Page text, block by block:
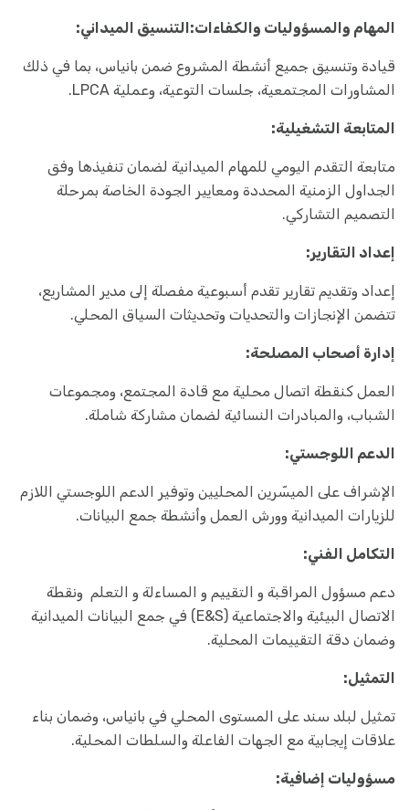
المهام والمسؤوليات والكفاءات:التنسيق الميداني:
قيادة وتنسيق جميع أنشطة المشروع ضمن بانياس، بما في ذلك
المشاورات المجتمعية، جلسات التوعية، وعملية LPCA.
المتابعة التشغيلية:
متابعة التقدم اليومي للمهام الميدانية لضمان تنفيذها وفق
الجداول الزمنية المحددة ومعايير الجودة الخاصة بمرحلة
التصميم التشاركي.
إعداد التقارير:
إعداد وتقديم تقارير تقدم أسبوعية مفصلة إلى مدير المشاريع،
تتضمن الإنجازات والتحديات وتحديثات السياق المحلي.
إدارة أصحاب المصلحة:
العمل كنقطة اتصال محلية مع قادة المجتمع، ومجموعات
الشباب، والمبادرات النسائية لضمان مشاركة شاملة.
الدعم اللوجستي:
الإشراف على الميسّرين المحليين وتوفير الدعم اللوجستي اللازم
للزيارات الميدانية وورش العمل وأنشطة جمع البيانات.
التكامل الفني:
دعم مسؤول المراقبة و التقييم و المساءلة و التعلم ونقطة
الاتصال البيئية والاجتماعية (E&S) في جمع البيانات الميدانية
وضمان دقة التقييمات المحلية.
التمثيل:
تمثيل لبلد سند على المستوى المحلي في بانياس، وضمان بناء
علاقات إيجابية مع الجهات الفاعلة والسلطات المحلية.
مسؤوليات إضافية: